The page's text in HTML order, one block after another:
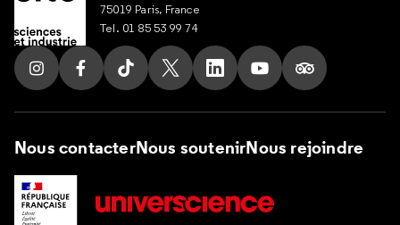
75019 Paris, France
Tel. 01 85 53 99 74
Suivez nous sur Instagram
Suivez nous sur Facebook
Suivez nous sur Tik Tok
Suivez nous sur X
Suivez nous sur LinkedIn
Suivez nous sur
Suivez nous
Nous contacterNous soutenirNous rejoindre